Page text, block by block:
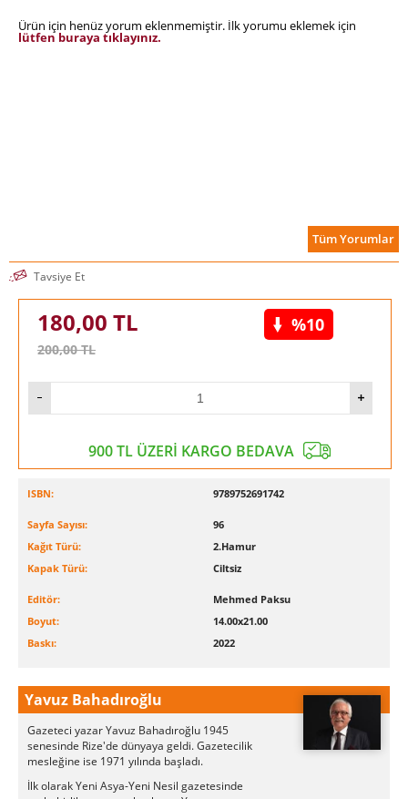
Ürün için henüz yorum eklenmemiştir. İlk yorumu eklemek için
lütfen buraya tıklayınız.
Tüm Yorumlar
Tavsiye Et
180,00 TL
200,00TL
%10
900 TL ÜZERİ KARGO BEDAVA
ISBN: 9789752691742
Sayfa Sayısı:
96
Kağıt Türü:
2.Hamur
Kapak Türü:
Ciltsiz
Editör:
Mehmed Paksu
Boyut:
14.00x21.00
Baskı:
2022
Yavuz Bahadıroğlu
Gazeteci yazar Yavuz Bahadıroğlu 1945
senesinde Rize'de dünyaya geldi. Gazetecilik
mesleğine ise 1971 yılında başladı.
İlk olarak Yeni Asya-Yeni Nesil gazetesinde